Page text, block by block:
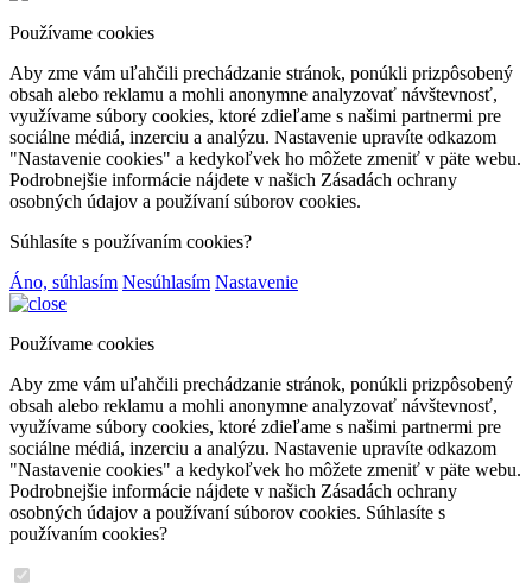
Používame cookies
Aby zme vám uľahčili prechádzanie stránok, ponúkli prizpôsobený
obsah alebo reklamu a mohli anonymne analyzovať návštevnosť,
využívame súbory cookies, ktoré zdieľame s našimi partnermi pre
sociálne médiá, inzerciu a analýzu. Nastavenie upravíte odkazom
"Nastavenie cookies" a kedykoľvek ho môžete zmeniť v päte webu.
Podrobnejšie informácie nájdete v našich Zásadách ochrany
osobných údajov a používaní súborov cookies.
Súhlasíte s používaním cookies?
Áno, súhlasím Nesúhlasím Nastavenie
Používame cookies
Aby zme vám uľahčili prechádzanie stránok, ponúkli prizpôsobený
obsah alebo reklamu a mohli anonymne analyzovať návštevnosť,
využívame súbory cookies, ktoré zdieľame s našimi partnermi pre
sociálne médiá, inzerciu a analýzu. Nastavenie upravíte odkazom
"Nastavenie cookies" a kedykoľvek ho môžete zmeniť v päte webu.
Podrobnejšie informácie nájdete v našich Zásadách ochrany
osobných údajov a používaní súborov cookies. Súhlasíte s
používaním cookies?